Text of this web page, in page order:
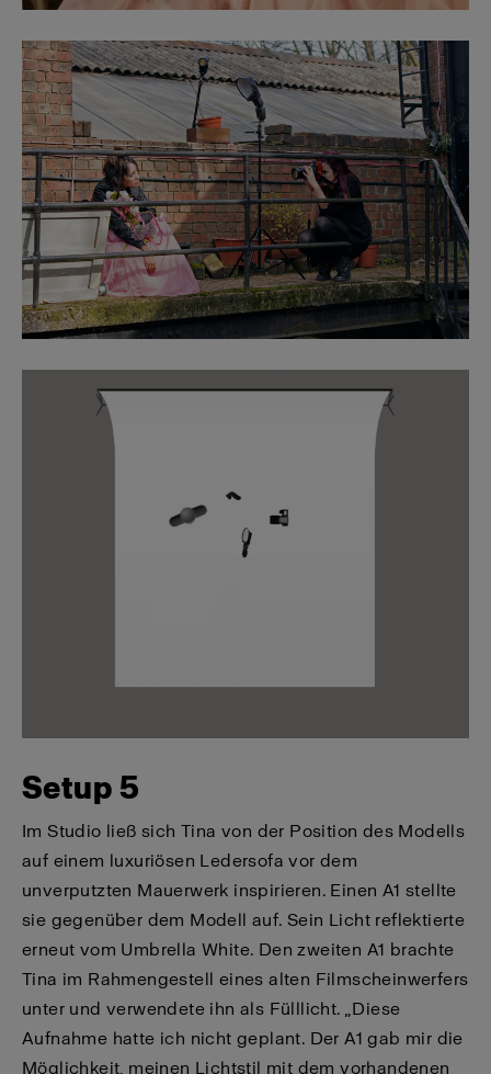
Setup 5
Im Studio ließ sich Tina von der Position des Modells
auf einem luxuriösen Ledersofa vor dem
unverputzten Mauerwerk inspirieren. Einen A1 stellte
sie gegenüber dem Modell auf. Sein Licht reflektierte
erneut vom Umbrella White. Den zweiten A1 brachte
Tina im Rahmengestell eines alten Filmscheinwerfers
unter und verwendete ihn als Fülllicht. „Diese
Aufnahme hatte ich nicht geplant. Der A1 gab mir die
Möglichkeit, meinen Lichtstil mit dem vorhandenen